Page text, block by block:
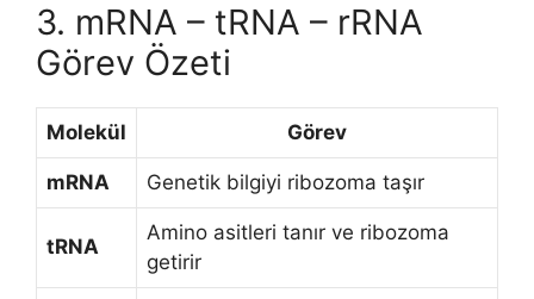
3. mRNA – tRNA – rRNA
Görev Özeti
Molekül Görev
mRNA Genetik bilgiyi ribozoma taşır
tRNA
Amino asitleri tanır ve ribozoma
getirir